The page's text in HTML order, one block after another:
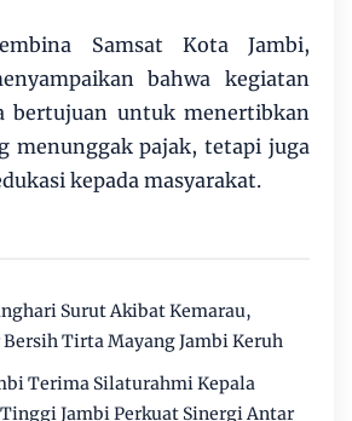
Samsat Kota Jambi,
bahwa kegiatan
bertujuan untuk menertibkan
menunggak pajak, tetapi juga
kepada masyarakat.
Surut Akibat Kemarau,
Bersih Tirta Mayang Jambi Keruh
Terima Silaturahmi Kepala
Jambi Perkuat Sinergi Antar